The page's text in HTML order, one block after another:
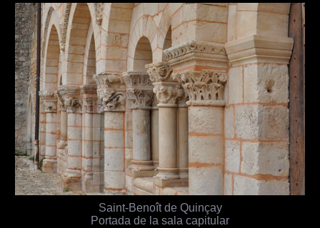
Saint-Benoît de Quinçay
Portada de la sala capitular